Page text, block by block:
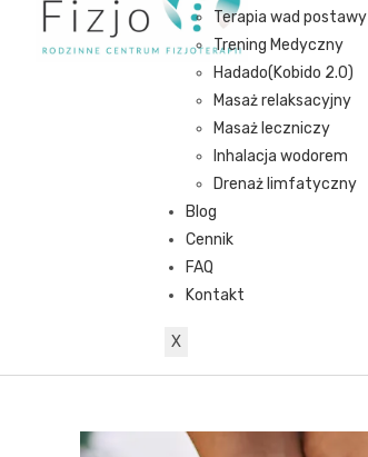
Terapia wad postawy
Trening Medyczny
Hadado(Kobido 2.0)
Masaż relaksacyjny
Masaż leczniczy
Inhalacja wodorem
Drenaż limfatyczny
Blog
Cennik
FAQ
Kontakt
X